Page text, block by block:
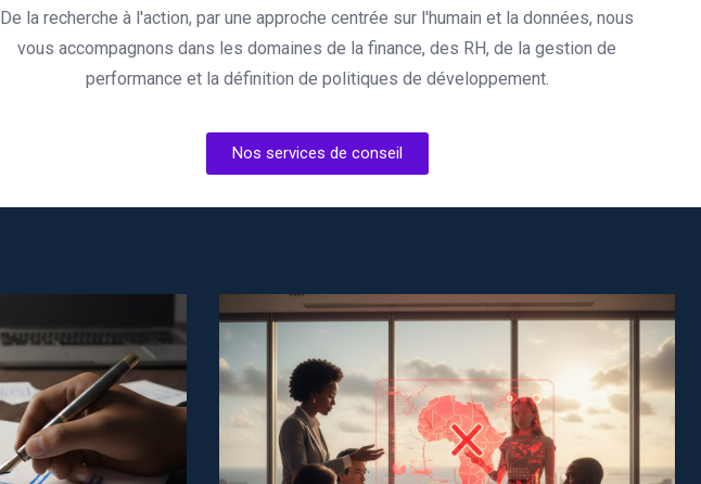
De la recherche à l'action, par une approche centrée sur l'humain et la données, nous
vous accompagnons dans les domaines de la finance, des RH, de la gestion de
performance et la définition de politiques de développement.
Nos services de conseil